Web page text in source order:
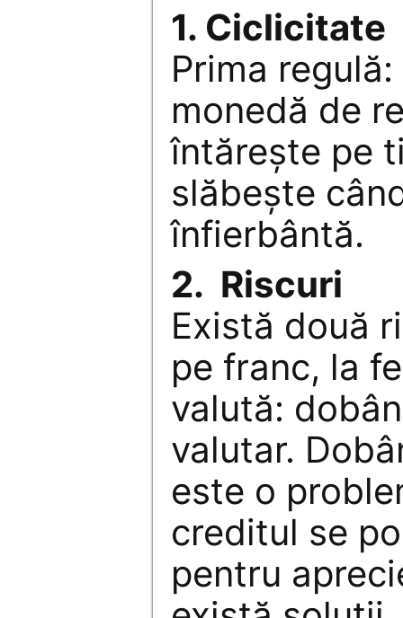
1. Ciclicitate
Prima
monedă de
întăreşte pe
slăbeşte
înfierbântă.
2. Riscuri
Există două
pe franc, la
valută:
valutar.
este o
creditul se
pentru